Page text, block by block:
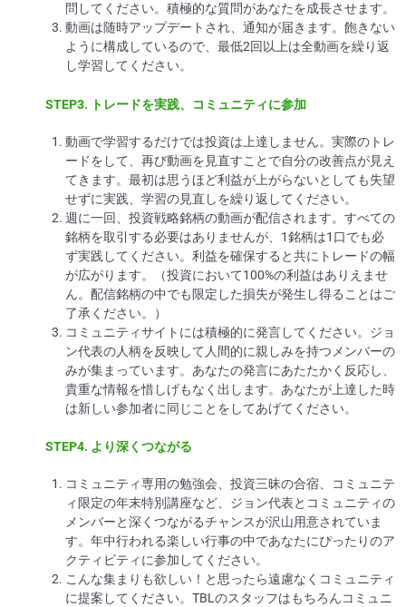
問してください。積極的な質問があなたを成長させます。
動画は随時アップデートされ、通知が届きます。飽きない
ように構成しているので、最低2回以上は全動画を繰り返
し学習してください。
STEP3. トレードを実践、コミュニティに参加
動画で学習するだけでは投資は上達しません。実際のトレ
ードをして、再び動画を見直すことで自分の改善点が見え
てきます。最初は思うほど利益が上がらないとしても失望
せずに実践、学習の見直しを繰り返してください。
週に一回、投資戦略銘柄の動画が配信されます。すべての
銘柄を取引する必要はありませんが、1銘柄は1口でも必
ず実践してください。利益を確保すると共にトレードの幅
が広がります。（投資において100%の利益はありえませ
ん。配信銘柄の中でも限定した損失が発生し得ることはご
了承ください。）
コミュニティサイトには積極的に発言してください。ジョ
ン代表の人柄を反映して人間的に親しみを持つメンバーの
みが集まっています。あなたの発言にあたたかく反応し、
貴重な情報を惜しげもなく出します。あなたが上達した時
は新しい参加者に同じことをしてあげてください。
STEP4. より深くつながる
コミュニティ専用の勉強会、投資三昧の合宿、コミュニテ
ィ限定の年末特別講座など、ジョン代表とコミュニティの
メンバーと深くつながるチャンスが沢山用意されていま
す。年中行われる楽しい行事の中であなたにぴったりのア
クティビティに参加してください。
こんな集まりも欲しい！と思ったら遠慮なくコミュニティ
に提案してください。TBLのスタッフはもちろんコミュニ